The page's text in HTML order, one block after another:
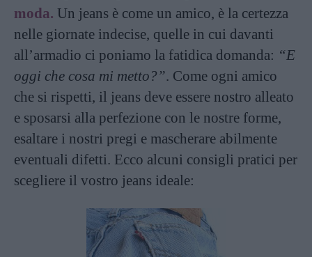
moda. Un jeans è come un amico, è la certezza
nelle giornate indecise, quelle in cui davanti
all’armadio ci poniamo la fatidica domanda: “E
oggi che cosa mi metto?”. Come ogni amico
che si rispetti, il jeans deve essere nostro alleato
e sposarsi alla perfezione con le nostre forme,
esaltare i nostri pregi e mascherare abilmente
eventuali difetti. Ecco alcuni consigli pratici per
scegliere il vostro jeans ideale: